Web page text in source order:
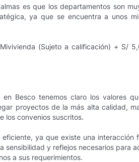
es que los departamentos son
ya que se encuentra a unos
(Sujeto a calificación) + S/
Besco tenemos claro los valores
proyectos de la más alta calidad,
los convenios suscritos.
eficiente, ya que existe una
sensibilidad y reflejos necesarios para
a sus requerimientos.